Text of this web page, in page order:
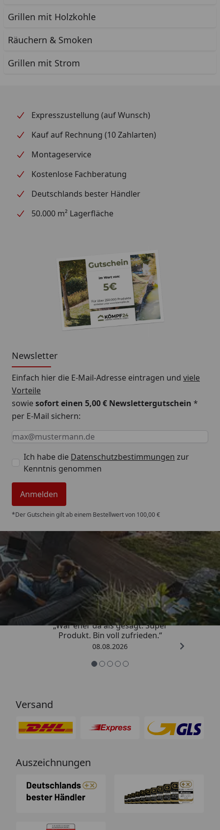
Grillen mit Holzkohle
Räuchern & Smoken
Grillen mit Strom
Expresszustellung (auf Wunsch)
Kauf auf Rechnung (10 Zahlarten)
Montageservice
Kostenlose Fachberatung
Deutschlands bester Händler
50.000 m² Lagerfläche
Newsletter
Einfach hier die E-Mail-Adresse eintragen und viele
Vorteile
sowiesofort einen 5,00 € Newslettergutschein *
per E-Mail sichern:
Keine Eingabe erforderlich
Eingabe erforderlich
E-Mail *
Ich habe die Datenschutzbestimmungen zur
Kenntnis genommen
Anmelden
*Der Gutschein gilt ab einem Bestellwert von 100,00 €
Trusted Shops
4,85/ 5
„War eher da als gesagt. Super
Produkt. Bin voll zufrieden.“
08.08.2026
Versand
Auszeichnungen